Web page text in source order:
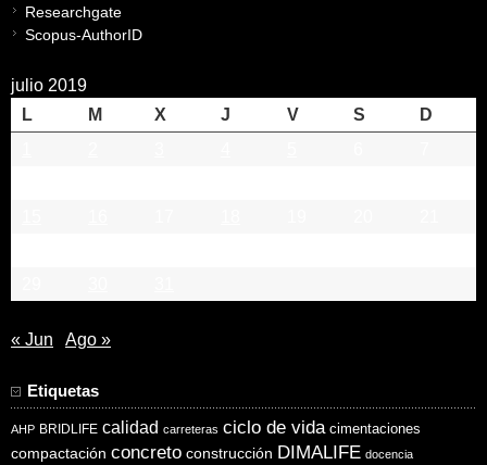
Researchgate
Scopus-AuthorID
julio 2019
L
M X J V S
D
« Jun Ago »
Etiquetas
AHP BRIDLIFE calidad carreteras ciclo de vida cimentaciones
compactación concreto construcción DIMALIFE docencia